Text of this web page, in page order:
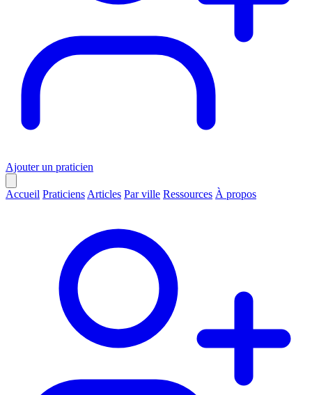
Ajouter un praticien
Accueil Praticiens Articles Par ville Ressources À propos